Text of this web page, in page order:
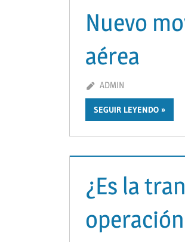
Nuevo
aérea
MARZO 12, 2021
ADMIN
SEGUIR LEYENDO
¿Es la